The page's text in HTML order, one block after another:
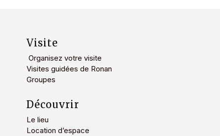
Visite
Organisez votre visite
Visites guidées de Ronan
Groupes
Découvrir
Le lieu
Location d’espace